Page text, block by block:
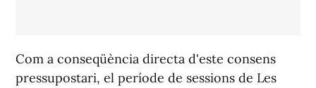
Com a conseqüència directa d'este consens
pressupostari, el període de sessions de Les